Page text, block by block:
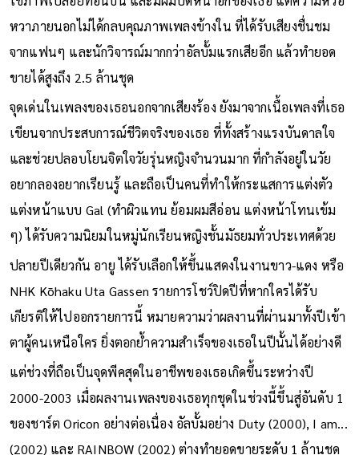
คืออัลบั้มที่ 2 อย่าง Loveppears ซึ่งสร้างเสียงฮือฮาด้วยภาพปกที่
ใช้ภาพเปลือยท่อนบน และมีผมปิดหน้าอกของเธอ แต่ความหวือ
หวาภายนอกไม่ได้กลบคุณภาพเพลงข้างใน ที่ได้รับเสียงชื่นชม
จากแฟนๆ และนักวิจารณ์มากกว่าอัลบั้มแรกเสียอีก แล้วทำยอด
ขายได้สูงถึง 2.5 ล้านชุด
จุดเด่นในเพลงของเธอนอกจากเสียงร้อง ยังมาจากเนื้อเพลงที่เธอ
เขียนจากประสบการณ์ชีวิตจริงของเธอ ที่ทั้งสร้างแรงบันดาลใจ
และช่วยปลอบโยนจิตใจวัยรุ่นหญิงจำนวนมาก ที่กำลังอยู่ในวัย
อยากลองอยากเรียนรู้ และถือเป็นคนที่ทำให้กระแสการแต่งตัว
แต่งหน้าแบบ Gal (ทำผิวแทน ย้อมผมสีอ่อน แต่งหน้าโทนเข้ม
ๆ) ได้รับความนิยมในหมู่นักเรียนหญิงชั้นมัธยมทั่วประเทศด้วย
ปลายปีเดียวกัน อายู ได้รับเลือกให้ขึ้นแสดงในงานขาว-แดง หรือ
NHK Kōhaku Uta Gassen รายการโชว์ปิดปีที่หากใครได้รับ
เกียรติให้ไปออกรายการนี้ หมายความว่าผลงานที่ผ่านมาทั้งปีเข้า
ตาผู้คนเหนือใคร ยิ่งตอกย้ำความสำเร็จของเธอในปีนั้นได้อย่างดี
แต่ช่วงที่ถือเป็นจุดพีคสุดในอาชีพของเธอเกิดขึ้นระหว่างปี
2000-2003 เมื่อผลงานเพลงของเธอทุกชุดในช่วงนี้ขึ้นสู่อันดับ 1